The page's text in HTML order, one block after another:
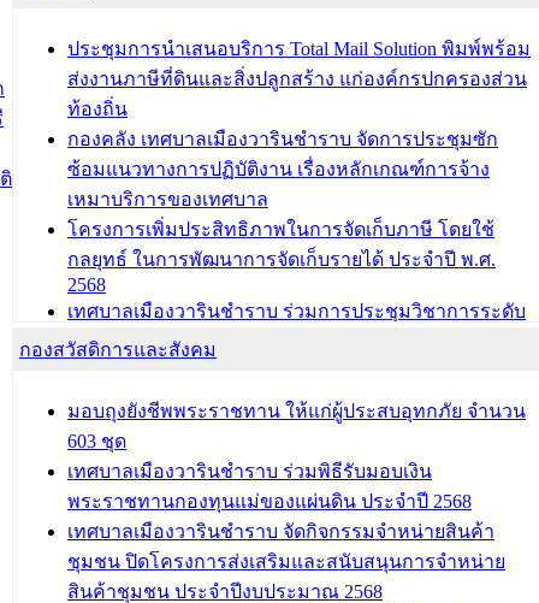
บ้าน (ท.ร.14) กรณีคนไม่มีสัญชาติไทยได้รับอนุญาตให้มี
ถิ่นที่อยู่
ประชุมคณะกรรมการประเมินผลการควบคุมภายในของ
สำนัก/กอง/โรงเรียน/ศูนย์พัฒนาเด็กเล็ก/สถานธนานุบาล
บทความ อื่นๆ ...
ประชุมการนำเสนอบริการ Total Mail Solution พิมพ์พร้อม
ส่งงานภาษีที่ดินและสิ่งปลูกสร้าง แก่องค์กรปกครองส่วน
ท้องถิ่น
กองคลัง เทศบาลเมืองวารินชำราบ จัดการประชุมซัก
ซ้อมแนวทางการปฏิบัติงาน เรื่องหลักเกณฑ์การจ้าง
เหมาบริการของเทศบาล
โครงการเพิ่มประสิทธิภาพในการจัดเก็บภาษี โดยใช้
กลยุทธ์ ในการพัฒนาการจัดเก็บรายได้ ประจำปี พ.ศ.
2568
เทศบาลเมืองวารินชำราบ ร่วมการประชุมวิชาการระดับ
นานาชาติและนิทรรศการด้านนวัตกรรมท้องถิ่น 2568
ทะเบียนภาษีป้าย
ประชุมผู้เช่าอาคารพาณิชย์ บริเวณถนนเกษมสุขและ
ถนนประทุมเทพภักดี
บทความ อื่นๆ ...
กองสวัสดิการและสังคม
มอบถุงยังชีพพระราชทาน ให้แก่ผู้ประสบอุทกภัย จำนวน
603 ชุด
เทศบาลเมืองวารินชำราบ ร่วมพิธีรับมอบเงิน
พระราชทานกองทุนแม่ของแผ่นดิน ประจำปี 2568
เทศบาลเมืองวารินชำราบ จัดกิจกรรมจำหน่ายสินค้า
ชุมชน ปิดโครงการส่งเสริมและสนับสนุนการจำหน่าย
สินค้าชุมชน ประจำปีงบประมาณ 2568